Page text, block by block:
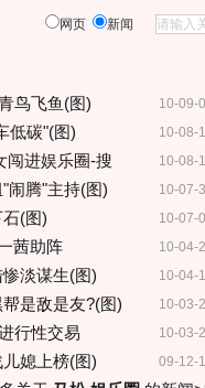
网页 新闻
10-09-
鸟飞鱼(图)
10-08-
低碳"(图)
10-08-
闯进娱乐圈-搜
10-07-
闹腾"主持(图)
10-07-
(图)
10-04-
茜助阵
10-04-
淡谋生(图)
10-03-
是敌是友?(图)
10-03-
行性交易
09-12-
媳上榜(图)